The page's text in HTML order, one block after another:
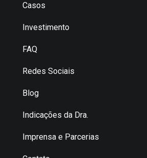
Casos
Investimento
FAQ
Redes Sociais
Blog
Indicações da Dra.
Imprensa e Parcerias